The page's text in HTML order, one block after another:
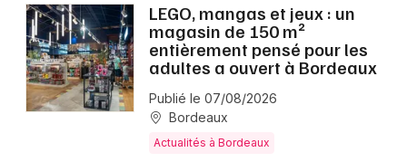
LEGO, mangas et jeux : un
magasin de 150 m²
entièrement pensé pour les
adultes a ouvert à Bordeaux
Publié le 07/08/2026
Bordeaux
Actualités à Bordeaux